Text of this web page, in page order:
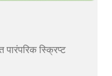
स्क्रिप्ट